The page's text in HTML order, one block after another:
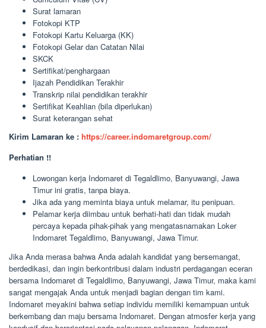
Surat lamaran
Fotokopi KTP
Fotokopi Kartu Keluarga (KK)
Fotokopi Gelar dan Catatan Nilai
SKCK
Sertifikat/penghargaan
Ijazah Pendidikan Terakhir
Transkrip nilai pendidikan terakhir
Sertifikat Keahlian (bila diperlukan)
Surat keterangan sehat
Kirim Lamaran ke : https://career.indomaretgroup.com/
Perhatian !!
Lowongan kerja Indomaret di Tegaldlimo, Banyuwangi, Jawa
Timur ini gratis, tanpa biaya.
Jika ada yang meminta biaya untuk melamar, itu penipuan.
Pelamar kerja diimbau untuk berhati-hati dan tidak mudah
percaya kepada pihak-pihak yang mengatasnamakan Loker
Indomaret Tegaldlimo, Banyuwangi, Jawa Timur.
Jika Anda merasa bahwa Anda adalah kandidat yang bersemangat,
berdedikasi, dan ingin berkontribusi dalam industri perdagangan eceran
bersama Indomaret di Tegaldlimo, Banyuwangi, Jawa Timur, maka kami
sangat mengajak Anda untuk menjadi bagian dengan tim kami.
Indomaret meyakini bahwa setiap individu memiliki kemampuan untuk
berkembang dan maju bersama Indomaret. Dengan atmosfer kerja yang